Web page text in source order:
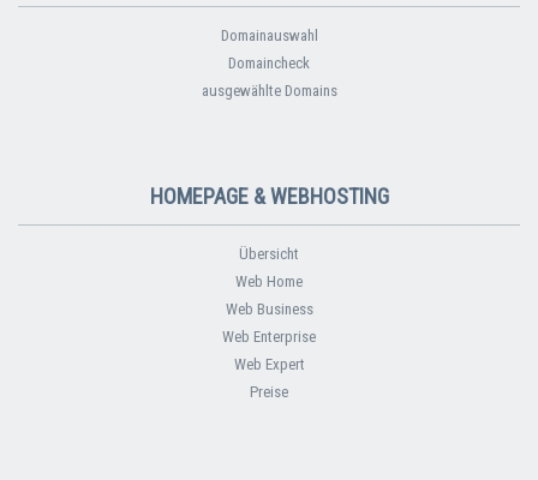
Domainauswahl
Domaincheck
ausgewählte Domains
HOMEPAGE & WEBHOSTING
Übersicht
Web Home
Web Business
Web Enterprise
Web Expert
Preise